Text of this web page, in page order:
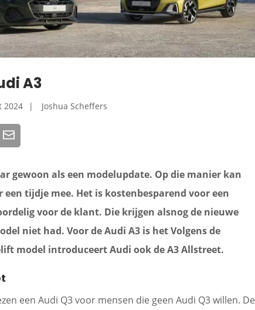
A3
2024 Joshua Scheffers
gewoon als een modelupdate. Op die manier kan
een tijdje mee. Het is kostenbesparend voor een
voor de klant. Die krijgen alsnog de nieuwe
niet had. Voor de Audi A3 is het Volgens de
model introduceert Audi ook de A3 Allstreet.
een Audi Q3 voor mensen die geen Audi Q3 willen. De